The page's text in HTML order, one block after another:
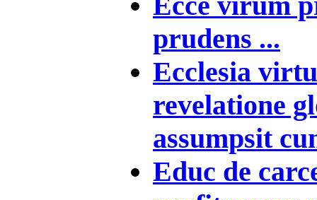
prudens ...
Ecclesia
revelatione
assumpsit
Educ de